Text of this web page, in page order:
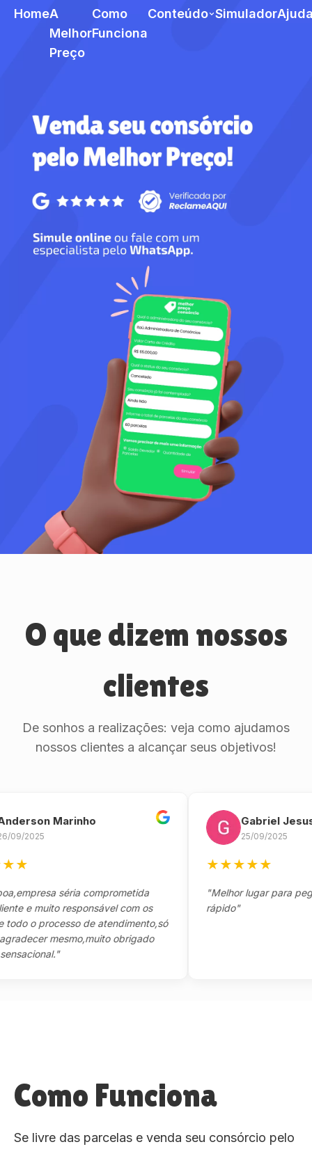
HomeA
Melhor
Preço
Como
Funciona
Conteúdo Simulador
O que dizem nossos
clientes
De sonhos a realizações: veja como ajudamos
nossos clientes a alcançar seus objetivos!
Marinho
séria comprometida
muito responsável com os
o processo de atendimento,só
mesmo,muito obrigado
Gabriel Jesus
25/09/2025
★★★
"Melhor lugar para pegar
rápido"
Como Funciona
Se livre das parcelas e venda seu consórcio pelo